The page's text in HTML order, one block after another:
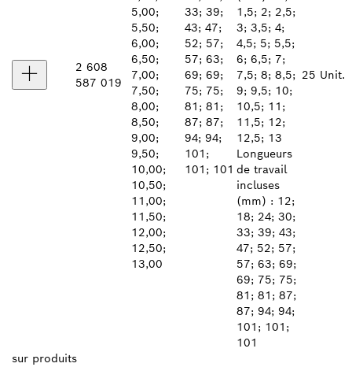
2 608
587 019
5,00;
5,50;
6,00;
6,50;
7,00;
7,50;
8,00;
8,50;
9,00;
9,50;
10,00;
10,50;
11,00;
11,50;
12,00;
12,50;
13,00
33; 39;
43; 47;
52; 57;
57; 63;
69; 69;
75; 75;
81; 81;
87; 87;
94; 94;
101;
101; 101
1,5; 2; 2,5;
3; 3,5; 4;
4,5; 5; 5,5;
6; 6,5; 7;
7,5; 8; 8,5;
9; 9,5; 10;
10,5; 11;
11,5; 12;
12,5; 13
Longueurs
de travail
incluses
(mm) : 12;
18; 24; 30;
33; 39; 43;
47; 52; 57;
57; 63; 69;
69; 75; 75;
81; 81; 87;
87; 94; 94;
101; 101;
101
25 Unit.
sur produits